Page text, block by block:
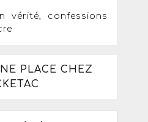
vérité, confessions
PLACE CHEZ